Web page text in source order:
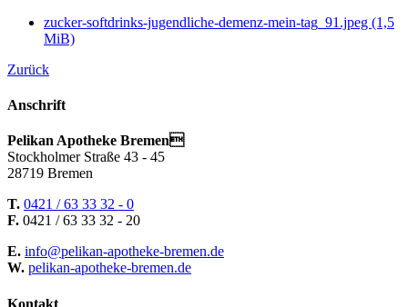
zucker-softdrinks-jugendliche-demenz-mein-tag_91.jpeg (1,5
MiB)
Zurück
Anschrift
Pelikan Apotheke Bremen
Stockholmer Straße 43 - 45
28719 Bremen
T. 0421 / 63 33 32 - 0
F. 0421 / 63 33 32 - 20
E. info@pelikan-apotheke-bremen.de
W. pelikan-apotheke-bremen.de
Kontakt